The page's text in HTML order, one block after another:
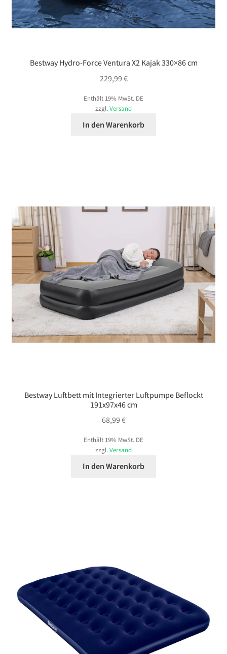
Bestway Hydro-Force Ventura X2 Kajak 330×86 cm
229,99 €
Enthält 19% MwSt. DE
zzgl. Versand
In den Warenkorb
Bestway Luftbett mit Integrierter Luftpumpe Beflockt
191x97x46 cm
68,99 €
Enthält 19% MwSt. DE
zzgl.Versand
In den Warenkorb